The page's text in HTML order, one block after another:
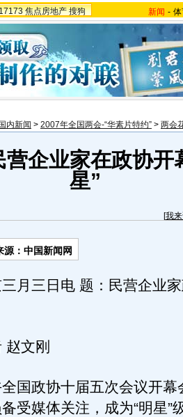
焦点房地产 搜狗 新闻 -
国内新闻 > 2007年全国两会-“华素片特约” > 两会
企业家在政协开
星”
[我
源：中国新闻网
三日电 题：民营企业家
文刚
政协十届五次会议开幕
受媒体关注，成为“明星”